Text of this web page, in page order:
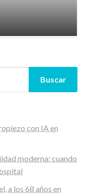
Buscar
con IA en
moderna: cuando
a los 68 años en